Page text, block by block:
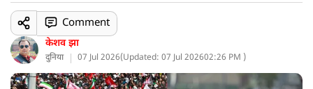
केशव झा
दुनिया 07 Jul 2026(Updated: 07 Jul 202602:26 PM )
Comment